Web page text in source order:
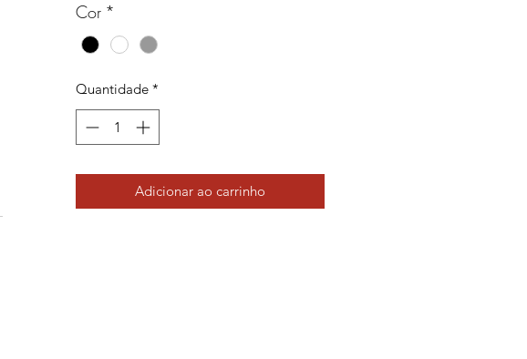
Cor *
Quantidade *
Adicionar ao carrinho